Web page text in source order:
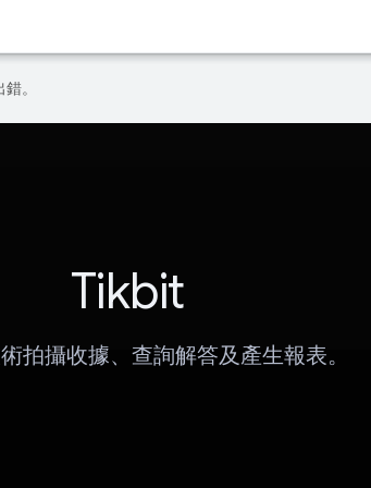
。
Tikbit
拍攝收據、查詢解答及產生報表。